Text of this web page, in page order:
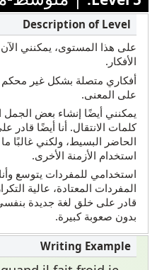
على هذا المستوى، يمكنني
الأفكار.
أفكاري متصلة بشكل غير محكم
على المعنى.
يمكنني أيضًا إنشاء بعض
كلمات الانتقال. أنا أيضًا قادر
الحاضر البسيط، ولكني غالبًا
استخدام الأزمنة الأخرى.
استخدامي للمفردات يتوسع
المفردات المعتادة، عالية
قادر على خلق لغة جديدة
بدون صعوبة كبيرة.